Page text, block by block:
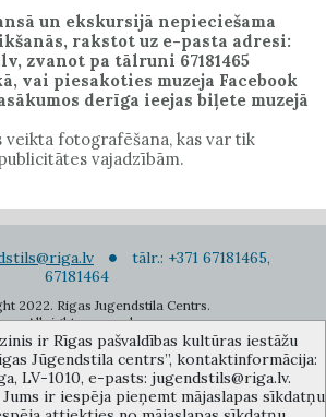
un ekskursijā nepieciešama
rakstot uz e-pasta adresi:
zvanot pa tālruni 67181465
vai piesakoties muzeja Facebook
derīga ieejas biļete muzejā
veikta fotografēšana, kas var tik
vajadzībām.
tālr.: +371 67181465,
67181464
2022. Rigas Jugendstila Centrs.
All right reserved.
jaunumiem
ir Rīgas pašvaldības kultūras iestāžu
Jūgendstila centrs”, kontaktinformācija:
LV-1010, e-pasts: jugendstils@riga.lv.
ir iespēja pieņemt mājaslapas sīkdatņu